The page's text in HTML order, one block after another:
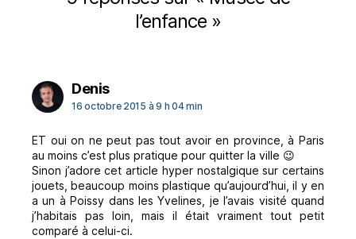
l’enfance »
Denisdit :
16 octobre 2015 à 9 h 04 min
ET oui on ne peut pas tout avoir en province, à Paris
au moins c’est plus pratique pour quitter la ville 😉
Sinon j’adore cet article hyper nostalgique sur certains
jouets, beaucoup moins plastique qu’aujourd’hui, il y en
a un à Poissy dans les Yvelines, je l’avais visité quand
j’habitais pas loin, mais il était vraiment tout petit
comparé à celui-ci.